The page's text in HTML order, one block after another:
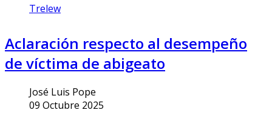
Trelew
Aclaración respecto al desempeño
de víctima de abigeato
José Luis Pope
09 Octubre 2025